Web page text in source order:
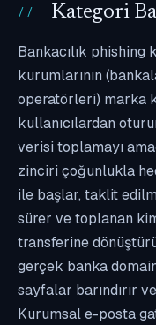
Kategori
Bankacılık phishing
kurumlarının
operatörleri) marka
kullanıcılardan
verisi toplamayı
zinciri çoğunlukla
ile başlar, taklit
sürer ve toplanan
transferine
gerçek banka
sayfalar barındırır
Kurumsal e-posta